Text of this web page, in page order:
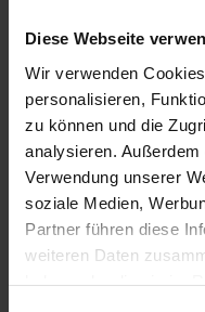
Diese Webseite
Wir verwenden
personalisieren,
zu können und die
analysieren.
Verwendung unserer
soziale Medien,
Partner führen diese
weiteren Daten
Menü schließen
Deutsch
Dienstleistungen